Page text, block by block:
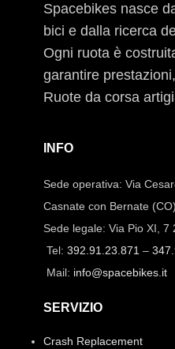
Spacebikes nasce
bici e dalla ricerca
Ogni ruota è
garantire
Ruote da corsa
INFO
Sede operativa: Via
Casnate con Bernate (CO)
Sede legale: Via Pio XI, 7
Tel: 392.91.23.871 –
Mail: info@spacebikes.it
SERVIZIO
Crash Replacement